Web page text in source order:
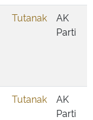
Tutanak
AK
Parti
Tutanak
AK
Parti